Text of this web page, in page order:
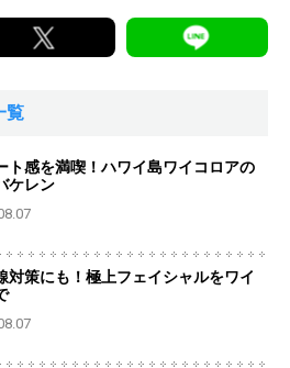
覧
ト感を満喫！ハワイ島ワイコロアの
ケレン
対策にも！極上フェイシャルをワイ